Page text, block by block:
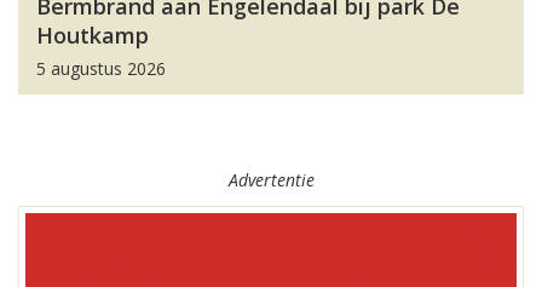
Bermbrand aan Engelendaal bij park De
Houtkamp
5 augustus 2026
Advertentie